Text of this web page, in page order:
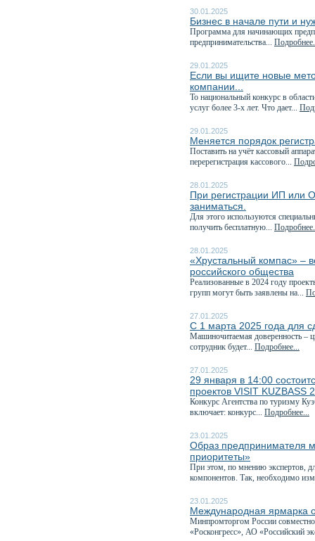
30.01.2025
Бизнес в начале пути и
Программа для начинающих
предпринимательства...
29.01.2025
Если вы ищите новые
компании...
То национальный конкурс в
услуг более 3-х лет. Что дает...
29.01.2025
Меняется порядок
Поставить на учёт кассовый
перерегистрация кассового...
28.01.2025
При регистрации ИП или
заниматься.
Для этого используются
получить бесплатную...
28.01.2025
«Хрустальный компас» –
российского общества
Реализованные в 2024 году
групп могут быть заявлены на...
27.01.2025
С 1 марта 2025 года для
Машиночитаемая доверенность –
сотрудник будет... Подробнее...
27.01.2025
29 января в 14:00
проектов VISIT KUZBASS
Конкурс Агентства по туризму
включает: конкурс... Подробнее...
23.01.2025
Образ предпринимателя
приоритеты»
При этом, по мнению экспертов,
компонентов. Так, необходимо
23.01.2025
Международная ярмарка
Минпромторгом России
«Росконгресс», АО «Российский